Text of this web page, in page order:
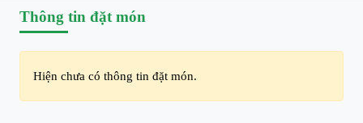
Thông tin đặt món
Hiện chưa có thông tin đặt món.